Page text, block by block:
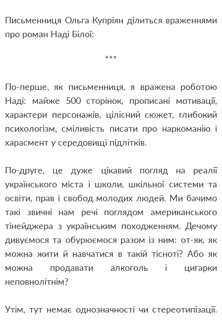
Письменниця Ольга Купріян ділиться враженнями
про роман Наді Білої:
***
По-перше, як письменниця, я вражена роботою
Наді: майже 500 сторінок, прописані мотивації,
характери персонажів, цілісний сюжет, глибокий
психологізм, сміливість писати про наркоманію і
харасмент у середовищі підлітків.
По-друге, це дуже цікавий погляд на реалії
українського міста і школи, шкільної системи та
освіти, прав і свобод молодих людей. Ми бачимо
такі звичні нам речі поглядом американського
тінейджера з українським походженням. Дечому
дивуємося та обурюємося разом із ним: от-як, як
можна жити й навчатися в такій тісноті? Або як
можна продавати алкоголь і цигарки
неповнолітнім?
Утім, тут немає однозначності чи стереотипізації.